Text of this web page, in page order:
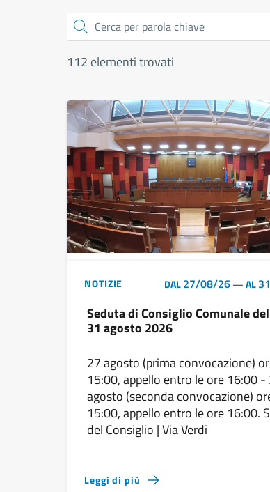
Cerca
112 elementi trovati
NOTIZIE DAL27/08/26—AL
Seduta di Consiglio Comunale
31 agosto 2026
27 agosto (prima convocazione)
15:00, appello entro le ore 16:00 -
agosto (seconda convocazione)
15:00, appello entro le ore 16:00.
del Consiglio | Via Verdi
Leggi di più